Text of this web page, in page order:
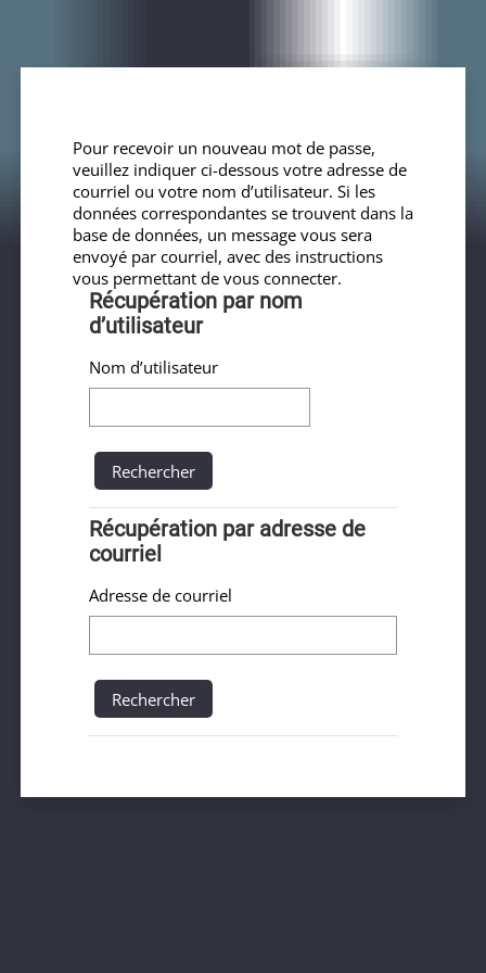
Pour recevoir un nouveau mot de passe,
veuillez indiquer ci-dessous votre adresse de
courriel ou votre nom d’utilisateur. Si les
données correspondantes se trouvent dans la
base de données, un message vous sera
envoyé par courriel, avec des instructions
vous permettant de vous connecter.
Récupération par nom d’utilisateur
Récupération par nom
d’utilisateur
Nom d’utilisateur
Récupération par adresse de courriel
Récupération par adresse de
courriel
Adresse de courriel